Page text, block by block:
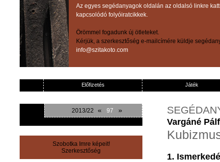
Az egyes segédanyagok oldalán az oldalsó linkre
kapcsolódó folyóiratcikkek.
Örömmel fogadunk új ötleteket.
Kérjük, a szerkesztőség e-mailcímére küldje
info@szitakoto.com
Előfizetés Játék
2013/22 « 97 »
Szobotka Imre képeit!
Szerkesztőség
Vargáné
1.